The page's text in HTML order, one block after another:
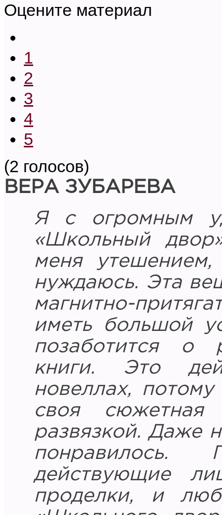
Оцените материал
1
2
3
4
5
(2 голосов)
ВЕРА ЗУБАРЕВА
Я с огромным
«Школьный
меня
нуждаюсь. Эта
магнитно-
иметь большой
позаботится о
книги. Это
новеллах,
своя
развязкой. Даже
действующие
проделки, и